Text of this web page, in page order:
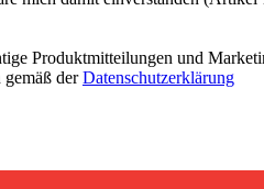
Produktmitteilungen und
gemäß derDatenschutzerklärung